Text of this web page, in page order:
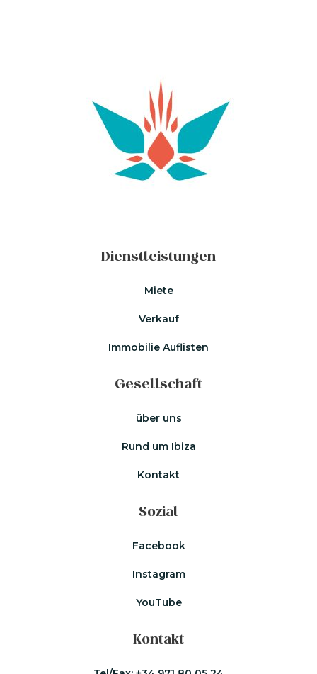
Dienstleistungen
Miete
Verkauf
Immobilie Auflisten
Gesellschaft
über uns
Rund um Ibiza
Kontakt
Sozial
Facebook
Instagram
YouTube
Kontakt